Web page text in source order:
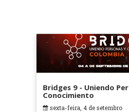
Bridges 9 - Uniendo
Conocimiento
sexta-feira, 4 de setembro